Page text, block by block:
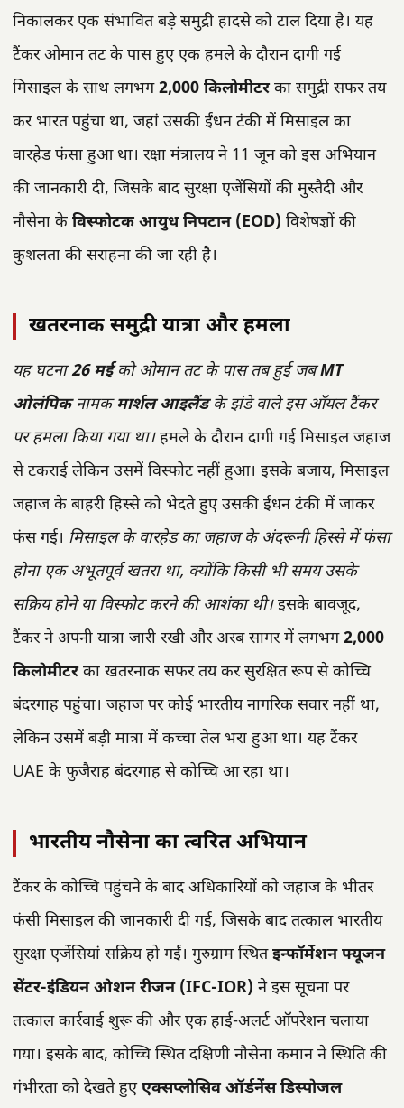
निकालकर एक संभावित बड़े समुद्री हादसे को टाल दिया है। यह
टैंकर ओमान तट के पास हुए एक हमले के दौरान दागी गई
मिसाइल के साथ लगभग2,000 किलोमीटरका समुद्री सफर तय
कर भारत पहुंचा था, जहां उसकी ईंधन टंकी में मिसाइल का
वारहेड फंसा हुआ था। रक्षा मंत्रालय ने 11 जून को इस अभियान
की जानकारी दी, जिसके बाद सुरक्षा एजेंसियों की मुस्तैदी और
नौसेना के विस्फोटक आयुध निपटान (EOD) विशेषज्ञों की
कुशलता की सराहना की जा रही है।
खतरनाक समुद्री यात्रा और हमला
यह घटना26 मईको ओमान तट के पास तब हुई जबMT
ओलंपिकनामकमार्शल आइलैंडके झंडे वाले इस ऑयल टैंकर
पर हमला किया गया था।हमले के दौरान दागी गई मिसाइल जहाज
से टकराई लेकिन उसमें विस्फोट नहीं हुआ। इसके बजाय, मिसाइल
जहाज के बाहरी हिस्से को भेदते हुए उसकी ईंधन टंकी में जाकर
फंस गई। मिसाइल के वारहेड का जहाज के अंदरूनी हिस्से में फंसा
होना एक अभूतपूर्व खतरा था, क्योंकि किसी भी समय उसके
सक्रिय होने या विस्फोट करने की आशंका थी।इसके बावजूद,
टैंकर ने अपनी यात्रा जारी रखी और अरब सागर में लगभग2,000
किलोमीटरका खतरनाक सफर तय कर सुरक्षित रूप से कोच्चि
बंदरगाह पहुंचा। जहाज पर कोई भारतीय नागरिक सवार नहीं था,
लेकिन उसमें बड़ी मात्रा में कच्चा तेल भरा हुआ था। यह टैंकर
UAE के फुजैराह बंदरगाह से कोच्चि आ रहा था।
भारतीय नौसेना का त्वरित अभियान
टैंकर के कोच्चि पहुंचने के बाद अधिकारियों को जहाज के भीतर
फंसी मिसाइल की जानकारी दी गई, जिसके बाद तत्काल भारतीय
सुरक्षा एजेंसियां सक्रिय हो गईं। गुरुग्राम स्थितइन्फॉर्मेशन फ्यूजन
सेंटर-इंडियन ओशन रीजन (IFC-IOR) ने इस सूचना पर
तत्काल कार्रवाई शुरू की और एक हाई-अलर्ट ऑपरेशन चलाया
गया। इसके बाद, कोच्चि स्थित दक्षिणी नौसेना कमान ने स्थिति की
गंभीरता को देखते हुएएक्सप्लोसिव ऑर्डनेंस डिस्पोजल